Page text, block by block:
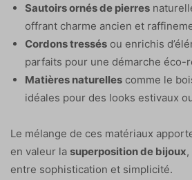
Sautoirs ornés de pierres
offrant charme ancien et
Cordons tressés ou enrichis
parfaits pour une démarche éco-
Matières naturelles comme le
idéales pour des looks estivaux
Le mélange de ces matériaux
en valeur la superposition de bijoux
entre sophistication et simplicité.